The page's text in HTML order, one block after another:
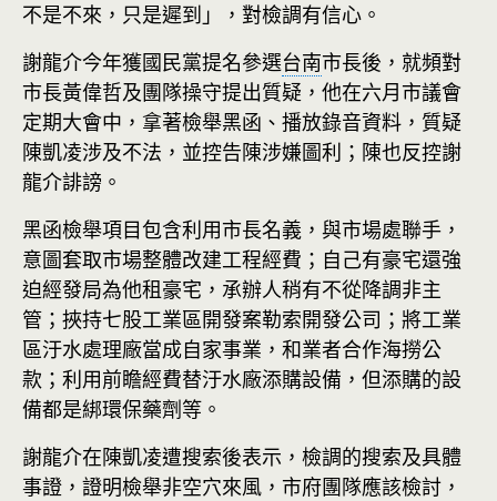
不是不來，只是遲到」，對檢調有信心。
謝龍介今年獲國民黨提名參選台南市長後，就頻對
市長黃偉哲及團隊操守提出質疑，他在六月市議會
定期大會中，拿著檢舉黑函、播放錄音資料，質疑
陳凱凌涉及不法，並控告陳涉嫌圖利；陳也反控謝
龍介誹謗。
黑函檢舉項目包含利用市長名義，與市場處聯手，
意圖套取市場整體改建工程經費；自己有豪宅還強
迫經發局為他租豪宅，承辦人稍有不從降調非主
管；挾持七股工業區開發案勒索開發公司；將工業
區汙水處理廠當成自家事業，和業者合作海撈公
款；利用前瞻經費替汙水廠添購設備，但添購的設
備都是綁環保藥劑等。
謝龍介在陳凱凌遭搜索後表示，檢調的搜索及具體
事證，證明檢舉非空穴來風，市府團隊應該檢討，